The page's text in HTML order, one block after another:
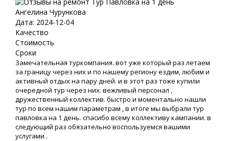
Ангелина Чурункова
Дата: 2024-12-04
Качество
Стоимость
Сроки
Замечательная туркомпания. вот уже который раз летаем
за границу через них и по нашему региону ездим, любим и
активный отдых на пару дней. и в этот раз тоже купили
очередной тур через них. вежливый персонал ,
дружественный коллектив. быстро и моментально нашли
тур по всем нашим параметрам , в итоге мы выбрали тур
павловка на 1 день. спасибо всему коллективу кампании. в
следующий раз обязательно воспользуемся вашими
услугами .